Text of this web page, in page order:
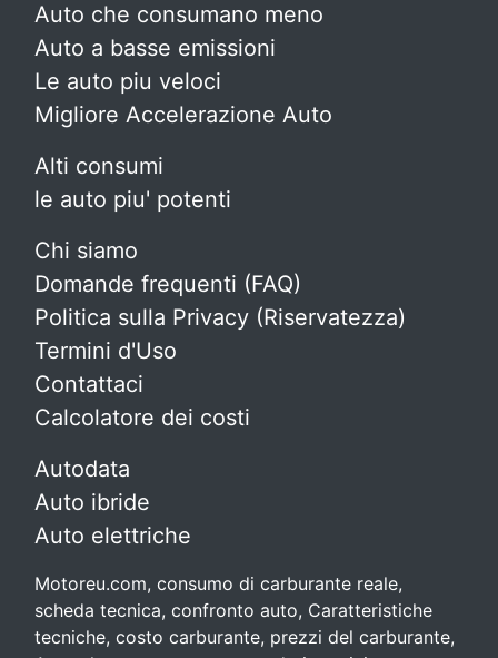
Auto che consumano meno
Auto a basse emissioni
Le auto piu veloci
Migliore Accelerazione Auto
Alti consumi
le auto piu' potenti
Chi siamo
Domande frequenti (FAQ)
Politica sulla Privacy (Riservatezza)
Termini d'Uso
Contattaci
Calcolatore dei costi
Autodata
Auto ibride
Auto elettriche
Motoreu.com, consumo di carburante reale,
scheda tecnica, confronto auto, Caratteristiche
tecniche, costo carburante, prezzi del carburante,